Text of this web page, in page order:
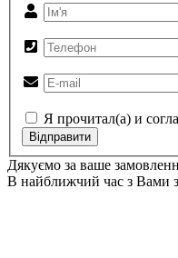
Я прочитал(а) и
Відправити
Дякуємо за ваше
В найближчий час з Вами